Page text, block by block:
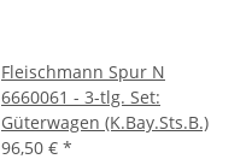
Fleischmann Spur N
6660061 - 3-tlg. Set:
Güterwagen (K.Bay.Sts.B.)
96,50 € *